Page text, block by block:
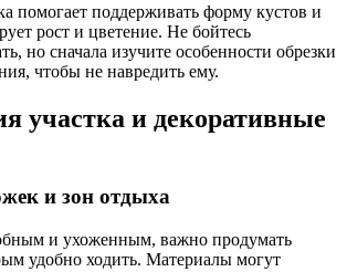
помогает поддерживать форму кустов и
рост и цветение. Не бойтесь
но сначала изучите особенности обрезки
чтобы не навредить ему.
участка и декоративные
и зон отдыха
и ухоженным, важно продумать
удобно ходить. Материалы могут